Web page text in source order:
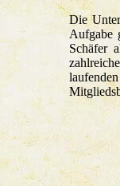
Die
Aufgabe
Schäfer